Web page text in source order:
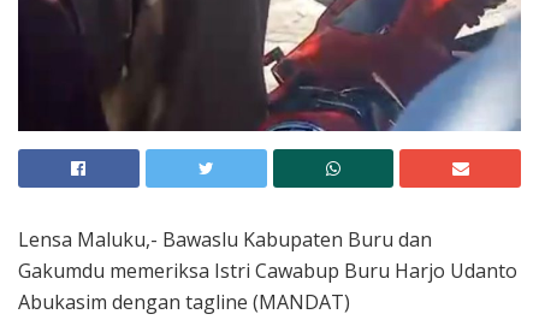
Lensa Maluku,- Bawaslu Kabupaten Buru dan
Gakumdu memeriksa Istri Cawabup Buru Harjo Udanto
Abukasim dengan tagline (MANDAT)